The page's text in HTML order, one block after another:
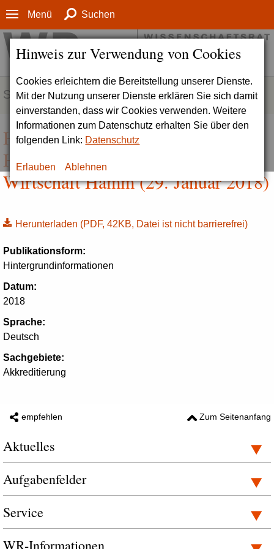
Hinweis zur Verwendung von Cookies
Cookies erleichtern die Bereitstellung unserer Dienste.
Mit der Nutzung unserer Dienste erklären Sie sich damit
einverstanden, dass wir Cookies verwenden. Weitere
Informationen zum Datenschutz erhalten Sie über den
folgenden Link: Datenschutz
Erlauben Ablehnen
Menü Suchen
SERVICE
Hintergrundinformation zur SRH
Hochschule für Logistik und
Wirtschaft Hamm (29. Januar 2018)
Herunterladen (PDF, 42KB, Datei ist nicht barrierefrei)
Publikationsform:
Hintergrundinformationen
Datum:
2018
Sprache:
Deutsch
Sachgebiete:
Akkreditierung
empfehlen Zum Seitenanfang
Aktuelles
Aufgabenfelder
Service
WR-Informationen